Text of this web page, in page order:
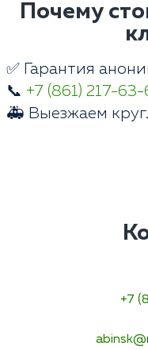
Почему
✅ Гарантия
📞 +7 (861) 217-63-
🚑 Выезжаем
+7